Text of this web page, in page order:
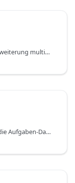
Ab Version 3.2 bietet die Bibliothek die Erweiterung multiselect, die es Ihnen ermöglicht, mehrere Aufgaben gleichzeitig auszuwählen.
Standardmäßig berechnet dhtmlxGantt die Aufgaben-Dauer in Kalenderzeit. Es wird angenommen, dass die endgültige Dauer der Aufgaben Wochenenden und Feiertage einschließen kann.